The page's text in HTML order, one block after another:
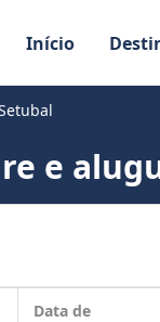
Início
e
Data de